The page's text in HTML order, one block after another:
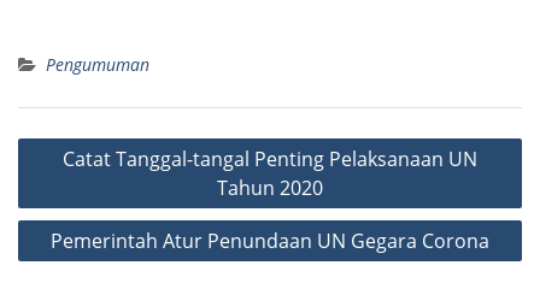
Pengumuman
Post
Catat Tanggal-tangal Penting Pelaksanaan UN
Tahun 2020
Pemerintah Atur Penundaan UN Gegara Corona